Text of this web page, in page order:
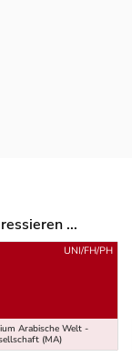
...
Arabische Welt -
(MA)
UNI/FH/PH